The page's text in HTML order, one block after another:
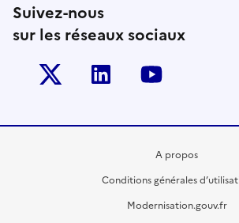
Suivez-nous
sur les réseaux sociaux
Twitter-x Linkedin
A propos
Conditions générales
Modernisation.gouv.fr